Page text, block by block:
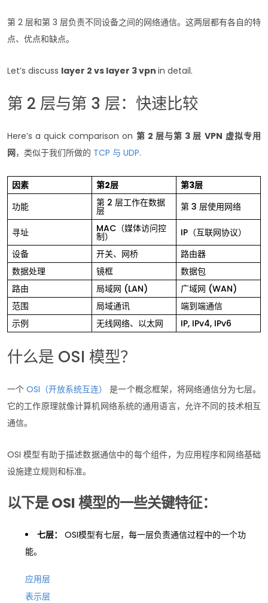
第 2 层和第 3 层负责不同设备之间的网络通信。这两层都有各自的特
点、优点和缺点。
Let’s discuss layer 2 vs layer 3 vpn in detail.
第 2 层与第 3 层：快速比较
Here’s a quick comparison on 第 2 层与第 3 层 VPN 虚拟专用
网，类似于我们所做的 TCP 与 UDP.
因素 第2层
第3层
功能
第 2 层工作在数据
层 第 3 层使用网络
寻址 MAC（媒体访问控
制）
IP（互联网协议）
设备
开关、网桥
路由器
数据处理
镜框
数据包
路由
局域网 (LAN)
广域网 (WAN)
范围
局域通讯
端到端通信
示例
无线网络、以太网 IP, IPv4, IPv6
什么是 OSI 模型？
一个OSI（开放系统互连）
是一个概念框架，将网络通信分为七层。
它的工作原理就像计算机网络系统的通用语言，允许不同的技术相互
通信。
OSI 模型有助于描述数据通信中的每个组件，为应用程序和网络基础
设施建立规则和标准。
以下是 OSI 模型的一些关键特征：
七层：
OSI模型有七层，每一层负责通信过程中的一个功
能。
应用层
表示层